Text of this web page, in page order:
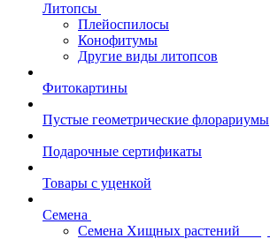
Литопсы
Плейоспилосы
Конофитумы
Другие виды литопсов
Фитокартины
Пустые геометрические флорариумы
Подарочные сертификаты
Товары с уценкой
Семена
Семена Хищных растений